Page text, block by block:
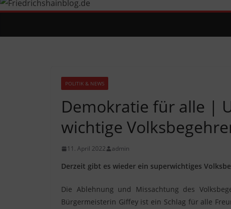
POLITIK & NEWS
Demokratie für alle |
wichtige
11. April 2022 admin
Derzeit gibt es wieder ein superwichtiges
Die Ablehnung und Missachtung des
Bürgermeisterin Giffey ist ein Schlag für alle